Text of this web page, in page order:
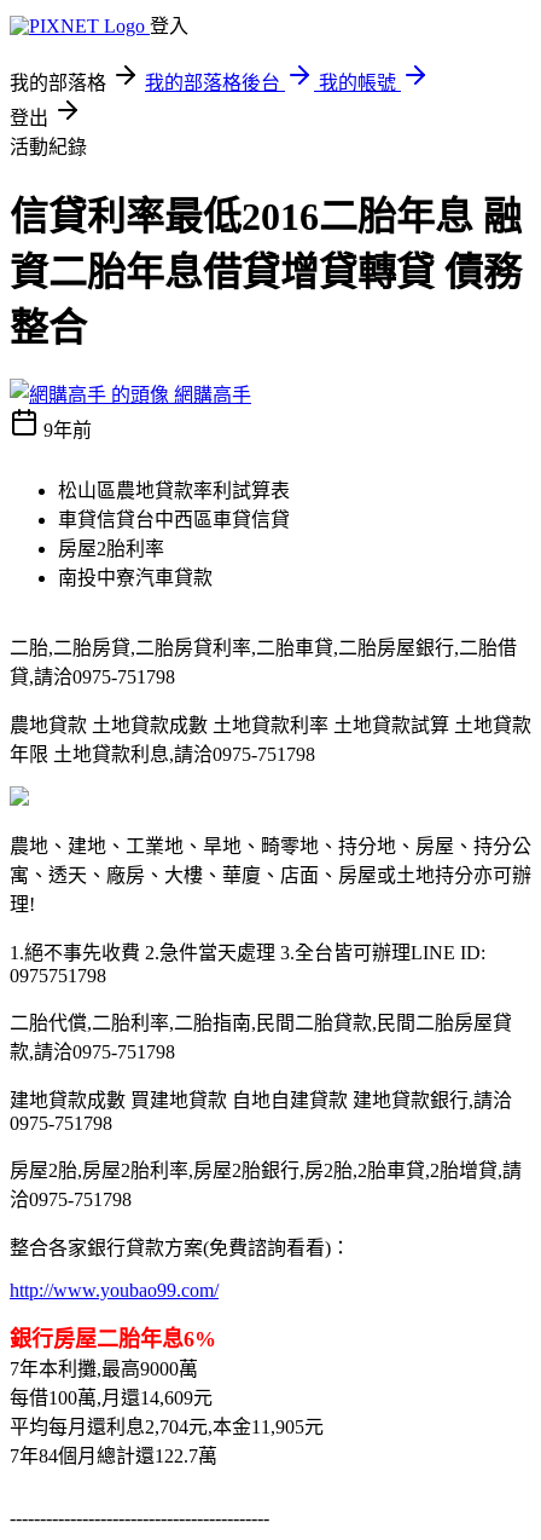
登入
我的部落格 我的部落格後台
我的帳號
登出
活動紀錄
信貸利率最低2016二胎年息 融
資二胎年息借貸增貸轉貸 債務
整合
網購高手
9年前
松山區農地貸款率利試算表
車貸信貸台中西區車貸信貸
房屋2胎利率
南投中寮汽車貸款
二胎,二胎房貸,二胎房貸利率,二胎車貸,二胎房屋銀行,二胎借
貸,請洽0975-751798
農地貸款 土地貸款成數 土地貸款利率 土地貸款試算 土地貸款
年限 土地貸款利息,請洽0975-751798
農地、建地、工業地、旱地、畸零地、持分地、房屋、持分公
寓、透天、廠房、大樓、華廈、店面、房屋或土地持分亦可辦
理!
1.絕不事先收費 2.急件當天處理 3.全台皆可辦理LINE ID:
0975751798
二胎代償,二胎利率,二胎指南,民間二胎貸款,民間二胎房屋貸
款,請洽0975-751798
建地貸款成數 買建地貸款 自地自建貸款 建地貸款銀行,請洽
0975-751798
房屋2胎,房屋2胎利率,房屋2胎銀行,房2胎,2胎車貸,2胎增貸,請
洽0975-751798
整合各家銀行貸款方案(免費諮詢看看)：
http://www.youbao99.com/
銀行房屋二胎年息6%
7年本利攤,最高9000萬
每借100萬,月還14,609元
平均每月還利息2,704元,本金11,905元
7年84個月總計還122.7萬
-------------------------------------------